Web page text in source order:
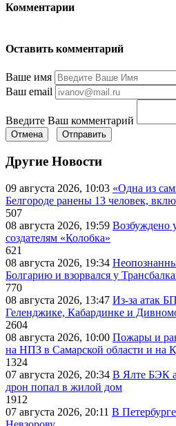
Комментарии
Оставить комментарий
Ваше имя
Ваш email
Введите Ваш комментарий
Отмена Отправить
Другие Новости
09 августа 2026, 10:03 «Одна из
Белгороде ранены 13 человек,
507
08 августа 2026, 19:59 Возбуждено
создателям «Колобка»
621
08 августа 2026, 19:34
Болгарию и взорвался у
770
08 августа 2026, 13:47 Из-за атак
Геленджике, Кабардинке и
2604
08 августа 2026, 10:00 Пожары и
на НПЗ в Самарской области и на
1324
07 августа 2026, 20:34 В Ялте БЭК
дрон попал в жилой дом
1912
07 августа 2026, 20:11 В